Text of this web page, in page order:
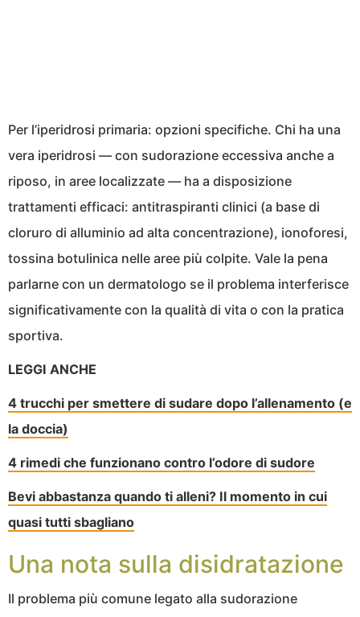
Per l’iperidrosi primaria: opzioni specifiche. Chi ha una
vera iperidrosi — con sudorazione eccessiva anche a
riposo, in aree localizzate — ha a disposizione
trattamenti efficaci: antitraspiranti clinici (a base di
cloruro di alluminio ad alta concentrazione), ionoforesi,
tossina botulinica nelle aree più colpite. Vale la pena
parlarne con un dermatologo se il problema interferisce
significativamente con la qualità di vita o con la pratica
sportiva.
LEGGI ANCHE
4 trucchi per smettere di sudare dopo l’allenamento (e
la doccia)
4 rimedi che funzionano contro l’odore di sudore
Bevi abbastanza quando ti alleni? Il momento in cui
quasi tutti sbagliano
Una nota sulla disidratazione
Il problema più comune legato alla sudorazione